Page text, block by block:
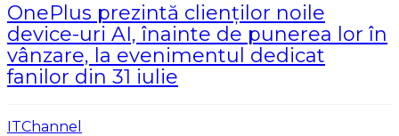
OnePlus prezintă clienților noile
device-uri AI, înainte de punerea lor în
vânzare, la evenimentul dedicat
fanilor din 31 iulie
ITChannel